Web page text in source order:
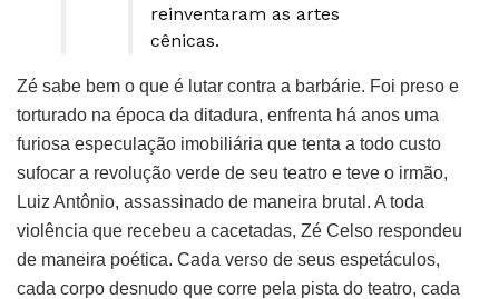
reinventaram as artes
cênicas.
Zé sabe bem o que é lutar contra a barbárie. Foi preso e
torturado na época da ditadura, enfrenta há anos uma
furiosa especulação imobiliária que tenta a todo custo
sufocar a revolução verde de seu teatro e teve o irmão,
Luiz Antônio, assassinado de maneira brutal. A toda
violência que recebeu a cacetadas, Zé Celso respondeu
de maneira poética. Cada verso de seus espetáculos,
cada corpo desnudo que corre pela pista do teatro, cada